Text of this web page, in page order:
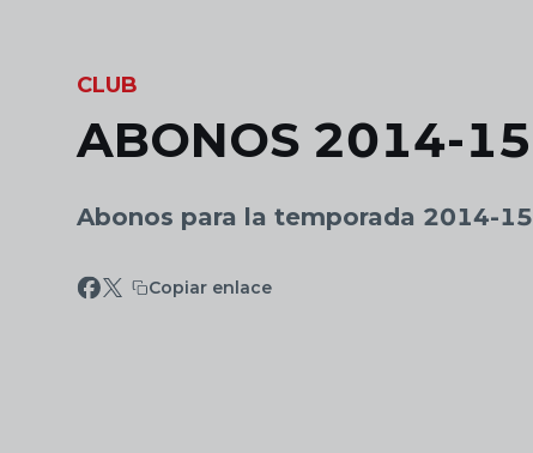
CLUB
ABONOS 2014-15
Abonos para la temporada 2014-15
Copiar enlace